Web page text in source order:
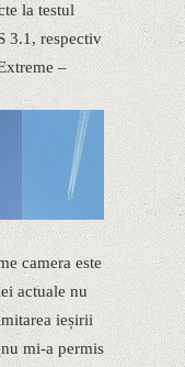
la testul
3.1, respectiv
–
camera este
actuale nu
ieșirii
mi-a permis